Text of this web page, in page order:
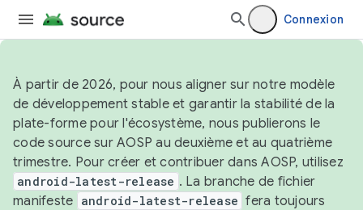
Connexion
À partir de 2026, pour nous aligner sur notre modèle
de développement stable et garantir la stabilité de la
plate-forme pour l'écosystème, nous publierons le
code source sur AOSP au deuxième et au quatrième
trimestre. Pour créer et contribuer dans AOSP, utilisez
android-latest-release . La branche de fichier
manifeste android-latest-release fera toujours